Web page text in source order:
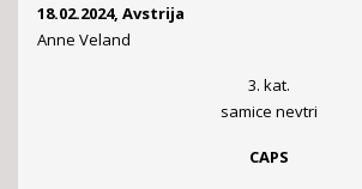
18.02.2024, Avstrija
Anne Veland
3. kat.
samice nevtri
CAPS